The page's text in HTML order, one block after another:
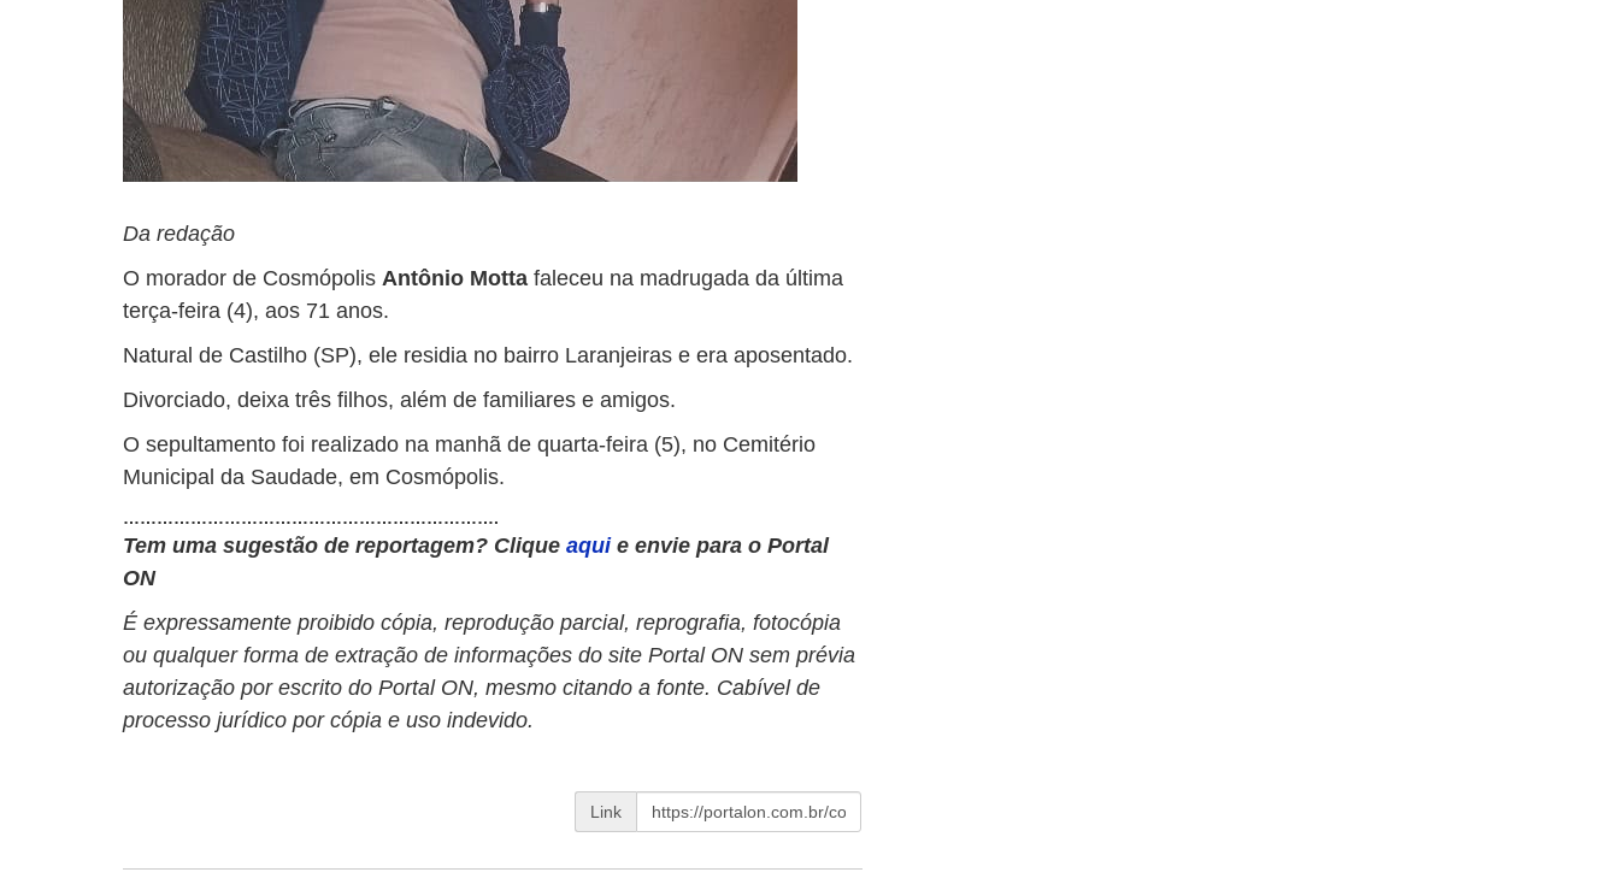
Da redação
O morador de Cosmópolis Antônio Motta faleceu na madrugada da última
terça-feira (4), aos 71 anos.
Natural de Castilho (SP), ele residia no bairro Laranjeiras e era aposentado.
Divorciado, deixa três filhos, além de familiares e amigos.
O sepultamento foi realizado na manhã de quarta-feira (5), no Cemitério
Municipal da Saudade, em Cosmópolis.
………………………………………………………….
Tem uma sugestão de reportagem? Clique aqui e envie para o Portal
ON
É expressamente proibido cópia, reprodução parcial, reprografia, fotocópia
ou qualquer forma de extração de informações do site Portal ON sem prévia
autorização por escrito do Portal ON, mesmo citando a fonte. Cabível de
processo jurídico por cópia e uso indevido.
Link